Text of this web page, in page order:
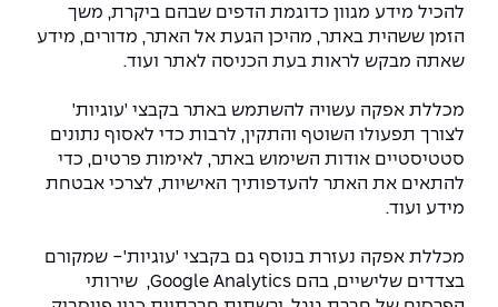
להכיל מידע מגוון כדוגמת הדפים שבהם ביקרת, משך
הזמן ששהית באתר, מהיכן הגעת אל האתר, מדורים, מידע
שאתה מבקש לראות בעת הכניסה לאתר ועוד.
מכללת אפקה עשויה להשתמש באתר בקבצי 'עוגיות'
לצורך תפעולו השוטף והתקין, לרבות כדי לאסוף נתונים
סטטיסטיים אודות השימוש באתר, לאימות פרטים, כדי
להתאים את האתר להעדפותיך האישיות, לצרכי אבטחת
מידע ועוד.
מכללת אפקה נעזרת בנוסף גם בקבצי 'עוגיות'- שמקורם
בצדדים שלישיים, בהם Google Analytics, שירותי